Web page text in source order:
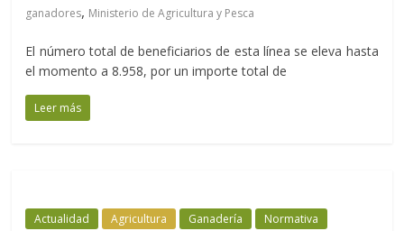
ganadores, Ministerio de Agricultura y Pesca
El número total de beneficiarios de esta línea se eleva hasta
el momento a 8.958, por un importe total de
Leer más
Actualidad Agricultura Ganadería Normativa